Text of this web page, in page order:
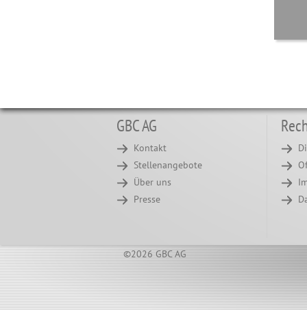
GBC AG
Kontakt
Stellenangebote
Über uns
Presse
©2026 GBC AG